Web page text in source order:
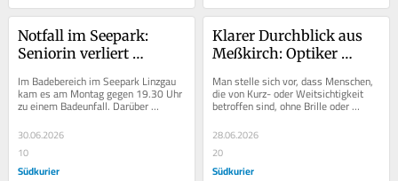
Notfall im Seepark:
Seniorin verliert
Im Badebereich im Seepark Linzgau
kam es am Montag gegen 19.30 Uhr
zu einem Badeunfall. Darüber
Betriebsleiter des...
30.06.2026
10
Südkurier
Klarer Durchblick aus
Meßkirch: Optiker
Hightech und
Handwerk in eigener
Man stelle sich vor, dass Menschen,
die von Kurz- oder Weitsichtigkeit
betroffen sind, ohne Brille oder
Kontaktlinsen durchs Leben laufen
müssten....
28.06.2026
20
Südkurier